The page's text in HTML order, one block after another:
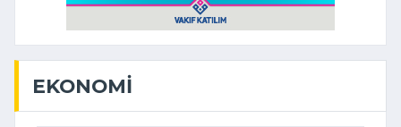
EKONOMI